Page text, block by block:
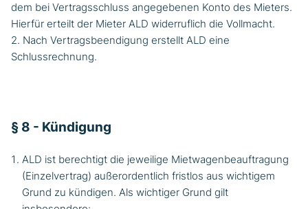
dem bei Vertragsschluss angegebenen Konto des Mieters.
Hierfür erteilt der Mieter ALD widerruflich die Vollmacht.
2. Nach Vertragsbeendigung erstellt ALD eine
Schlussrechnung.
§ 8 - Kündigung
ALD ist berechtigt die jeweilige Mietwagenbeauftragung
(Einzelvertrag) außerordentlich fristlos aus wichtigem
Grund zu kündigen. Als wichtiger Grund gilt